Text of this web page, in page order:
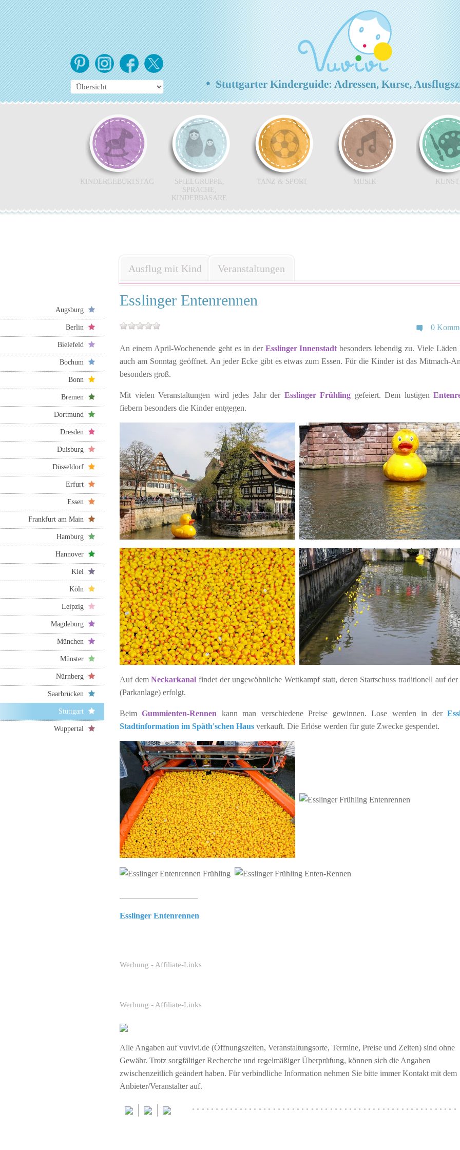
•Stuttgarter Kinderguide: Adressen, Kurse,
KINDERGEBURTSTAG
SPIELGRUPPE,
SPRACHE,
KINDERBASARE
TANZ & SPORT MUSIK KUNST
Ausflug mit Kind Veranstaltungen
Augsburg
Berlin
Bielefeld
Bochum
Bonn
Bremen
Dortmund
Dresden
Duisburg
Düsseldorf
Erfurt
Essen
Frankfurt am Main
Hamburg
Hannover
Kiel
Köln
Leipzig
Magdeburg
München
Münster
Nürnberg
Saarbrücken
Stuttgart
Wuppertal
Esslinger Entenrennen
0
An einem April-Wochenende geht es in der Esslinger Innenstadt besonders lebendig zu. Viele Läden
auch am Sonntag geöffnet. An jeder Ecke gibt es etwas zum Essen. Für die Kinder ist das Mitmach-
besonders groß.
Mit vielen Veranstaltungen wird jedes Jahr der Esslinger Frühling gefeiert. Dem lustigen
fiebern besonders die Kinder entgegen.
Auf demNeckarkanalfindet der ungewöhnliche Wettkampf statt, deren Startschuss traditionell auf
(Parkanlage) erfolgt.
BeimGummienten-Rennen kann man verschiedene Preise gewinnen. Lose werden in der
Stadtinformation im Späth'schen Haus verkauft. Die Erlöse werden für gute Zwecke gespendet.
Esslinger Entenrennen
Werbung - Affiliate-Links
Werbung - Affiliate-Links
Alle Angaben auf vuvivi.de (Öffnungszeiten, Veranstaltungsorte, Termine, Preise und Zeiten) sind ohne
Gewähr. Trotz sorgfältiger Recherche und regelmäßiger Überprüfung, können sich die Angaben
zwischenzeitlich geändert haben. Für verbindliche Information nehmen Sie bitte immer Kontakt mit dem
Anbieter/Veranstalter auf.
························································